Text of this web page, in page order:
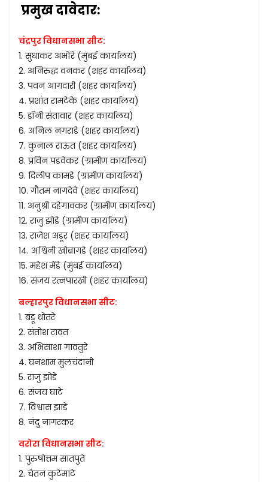
प्रमुख दावेदार:
चंद्रपुर विधानसभा सीट:
1. सुधाकर अभोंरे (मुंबई कार्यालय)
2. अनिरुद्ध वनकर (शहर कार्यालय)
3. पवन आगदारी (शहर कार्यालय)
4. प्रशांत रामटेके (शहर कार्यालय)
5. डॉनी संतावार (शहर कार्यालय)
6. अनिल नगराडे (शहर कार्यालय)
7. कुनाल राऊत (शहर कार्यालय)
8. प्रविन पडवेकर (ग्रामीण कार्यालय)
9. दिलीप कामडे (ग्रामीण कार्यालय)
10. गौतम नागदेवे (शहर कार्यालय)
11. अनुश्री दहेगावकर (ग्रामीण कार्यालय)
12. राजु झोडे (ग्रामीण कार्यालय)
13. राजेश अडूर (शहर कार्यालय)
14. अश्विनी खोब्रागडे (शहर कार्यालय)
15. महेश मेंडे (मुंबई कार्यालय)
16. संजय रत्नपारखी (शहर कार्यालय)
बल्हारपुर विधानसभा सीट:
1. बंडू धोतरे
2. संतोश रावत
3. अभिसाशा गावतुरे
4. घनशाम मुलचंदानी
5. राजु झोडे
6. संजय घाटे
7. विश्वास झाडे
8. नंदु नागरकर
वरोरा विधानसभा सीट:
1. पुरुषोत्तम सातपुते
2. चेतन कुटेमाटे